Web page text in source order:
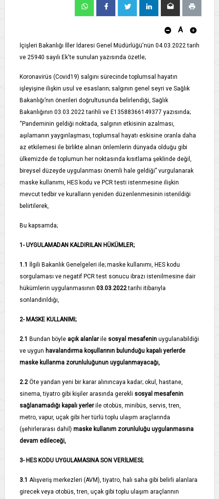
A
İçişleri Bakanlığı İller İdaresi Genel Müdürlüğü'nün 04.03.2022 tarih
ve 25940 sayılı Ek'te sunulan yazısında özetle;
Koronavirüs (Covid19) salgını sürecinde toplumsal hayatın
işleyişine ilişkin usul ve esasların; salgının genel seyri ve Sağlık
Bakanlığı’nın önerileri doğrultusunda belirlendiği, Sağlık
Bakanlığının 03.03.2022 tarihli ve E­13588366­149­377 yazısında;
“Pandeminin geldiği noktada, salgının etkisinin azalması,
aşılamanın yaygınlaşması, toplumsal hayatı eskisine oranla daha
az etkilemesi ile birlikte alınan önlemlerin dünyada olduğu gibi
ülkemizde de toplumun her noktasında kısıtlama şeklinde değil,
bireysel düzeyde uygulanması önemli hale geldiği” vurgulanarak
maske kullanımı, HES kodu ve PCR testi istenmesine ilişkin
mevcut tedbir ve kuralların yeniden düzenlenmesinin istenildiği
belirtilerek,
Bu kapsamda;
1- UYGULAMADAN KALDIRILAN HÜKÜMLER;
1.1­ İlgili Bakanlık Genelgeleri ile; maske kullanımı, HES kodu
sorgulaması ve negatif PCR test sonucu ibrazı istenilmesine dair
hükümlerin uygulanmasının 03.03.2022tarihi itibarıyla
sonlandırıldığı,
2- MASKE KULLANIMI;
2.1­ Bundan böyle açık alanlarile sosyal mesafenin uygulanabildiği
ve uygun havalandırma koşullarının bulunduğu kapalı yerlerde
maske kullanma zorunluluğunun uygulanmayacağı,
2.2­ Öte yandan yeni bir karar alınıncaya kadar; okul, hastane,
sinema, tiyatro gibi kişiler arasında gerekli sosyal mesafenin
sağlanamadığı kapalı yerlerile otobüs, minibüs, servis, tren,
metro, vapur, uçak gibi her türlü toplu ulaşım araçlarında
(şehirlerarası dahil) maske kullanım zorunluluğu uygulanmasına
devam edileceği,
3- HES KODU UYGULAMASINA SON VERİLMESİ;
3.1­ Alışveriş merkezleri (AVM), tiyatro, halı saha gibi belirli alanlara
girecek veya otobüs, tren, uçak gibi toplu ulaşım araçlarının